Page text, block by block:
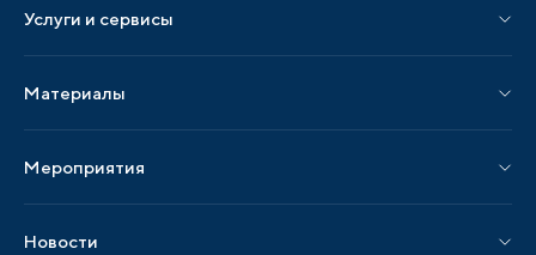
Парки по регионам
Услуги и сервисы
Услуги по локализации
Материалы
Публикации СМИ и статьи
Мероприятия
Мероприятия отрасли
Новости